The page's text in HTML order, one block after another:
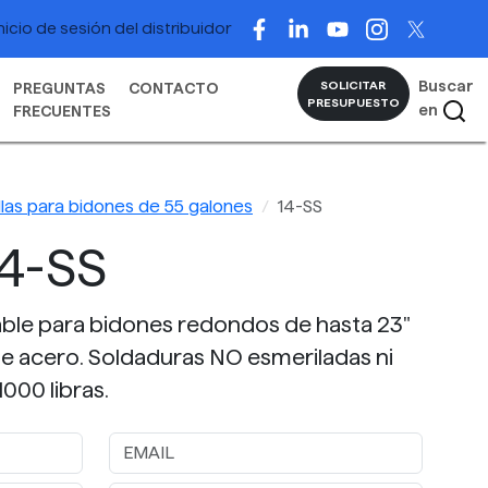
de sesión del distribuidor
PREGUNTAS
FRECUENTES
CONTACTO
SOLICITAR
PRESUPUESTO
Buscar
en
para bidones de 55 galones 14-SS
SS
para bidones redondos de hasta 23"
acero. Soldaduras NO esmeriladas ni
libras.